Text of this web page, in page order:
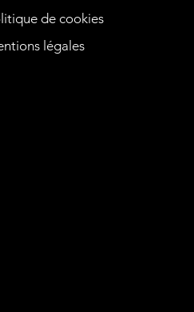
de cookies
légales